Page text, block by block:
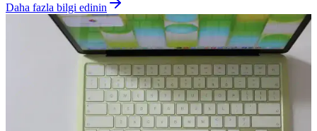
Daha fazla bilgi edinin